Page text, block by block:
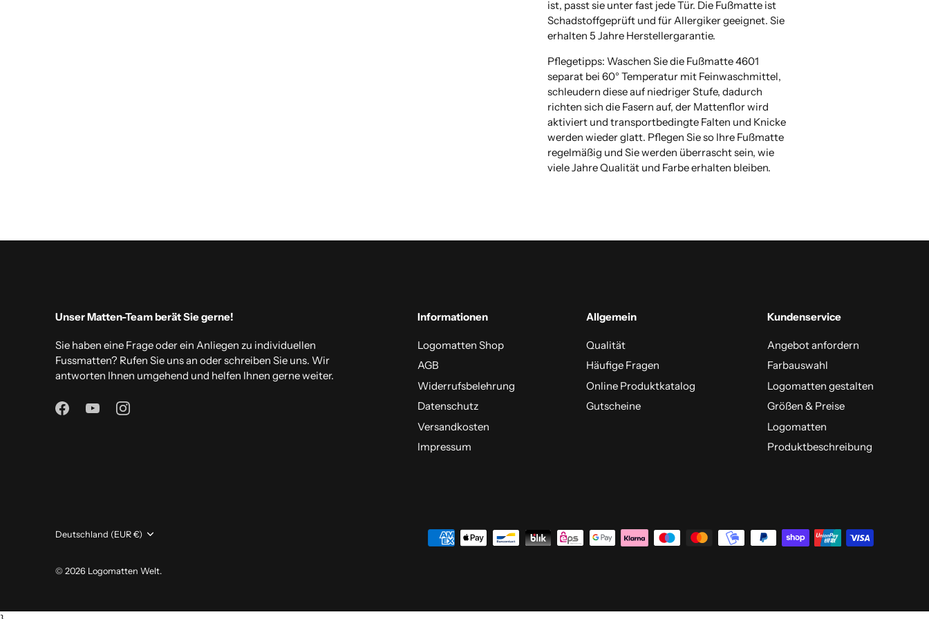
ist, passt sie unter fast jede Tür. Die Fußmatte ist
Schadstoffgeprüft und für Allergiker geeignet. Sie
erhalten 5 Jahre Herstellergarantie.
Pflegetipps: Waschen Sie die Fußmatte 4601
separat bei 60° Temperatur mit Feinwaschmittel,
schleudern diese auf niedriger Stufe, dadurch
richten sich die Fasern auf, der Mattenflor wird
aktiviert und transportbedingte Falten und Knicke
werden wieder glatt. Pflegen Sie so Ihre Fußmatte
regelmäßig und Sie werden überrascht sein, wie
viele Jahre Qualität und Farbe erhalten bleiben.
Unser Matten-Team berät Sie gerne!
Sie haben eine Frage oder ein Anliegen zu individuellen
Fussmatten? Rufen Sie uns an oder schreiben Sie uns. Wir
antworten Ihnen umgehend und helfen Ihnen gerne weiter.
Informationen
Logomatten Shop
AGB
Widerrufsbelehrung
Datenschutz
Versandkosten
Impressum
Allgemein
Qualität
Häufige Fragen
Online Produktkatalog
Gutscheine
Kundenservice
Angebot anfordern
Farbauswahl
Logomatten gestalten
Größen & Preise
Logomatten
Produktbeschreibung
Währung
Deutschland (EUR €)
© 2026 Logomatten Welt.